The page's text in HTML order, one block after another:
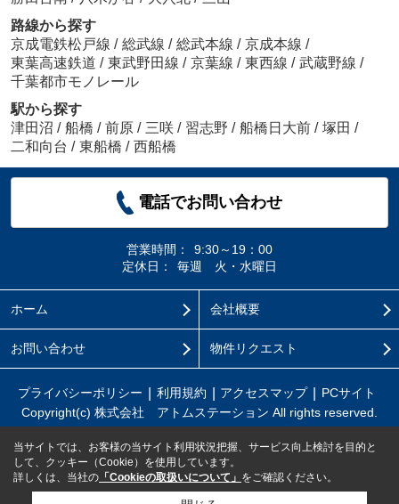
路線から探す
京成電鉄松戸線 / 総武線 / 総武本線 / 京成本線 /
東葉高速鉄道 / 東武野田線 / 京葉線 / 東西線 / 武蔵野線 /
千葉都市モノレール
駅から探す
津田沼 / 船橋 / 前原 / 三咲 / 習志野 / 船橋日大前 / 塚田 /
二和向台 / 東船橋 / 西船橋
電話でお問い合わせ
営業時間：
9:30～19：00
定休日：
毎週 火・水曜日
ホーム 会社概要
お問い合わせ 物件リクエスト
プライバシーポリシー 利用規約 アクセスマップ
PCサイト
Copyright(c) 株式会社 アトムステーション All rights reserved.
当サイトでは、お客様の当サイト利用状況把握、サービス向上検討を目的と
して、クッキー（Cookie）を使用しています。
詳しくは、当社の 「Cookieの取扱いについて」 をご確認ください。